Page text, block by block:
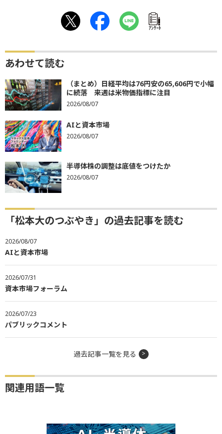
ｱﾝｹｰﾄ
あわせて読む
（まとめ）日経平均は76円安の65,606円で小幅
に続落 来週は米物価指標に注目
2026/08/07
AIと資本市場
2026/08/07
半導体株の調整は底値をつけたか
2026/08/07
「松本大のつぶやき」の過去記事を読む
2026/08/07
AIと資本市場
2026/07/31
資本市場フォーラム
2026/07/23
パブリックコメント
過去記事一覧を見る
関連用語一覧